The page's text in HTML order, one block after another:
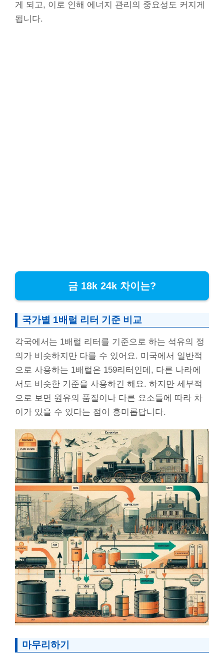
게 되고, 이로 인해 에너지 관리의 중요성도 커지게
됩니다.
금 18k 24k 차이는?
국가별 1배럴 리터 기준 비교
각국에서는 1배럴 리터를 기준으로 하는 석유의 정
의가 비슷하지만 다를 수 있어요. 미국에서 일반적
으로 사용하는 1배럴은 159리터인데, 다른 나라에
서도 비슷한 기준을 사용하긴 해요. 하지만 세부적
으로 보면 원유의 품질이나 다른 요소들에 따라 차
이가 있을 수 있다는 점이 흥미롭답니다.
마무리하기